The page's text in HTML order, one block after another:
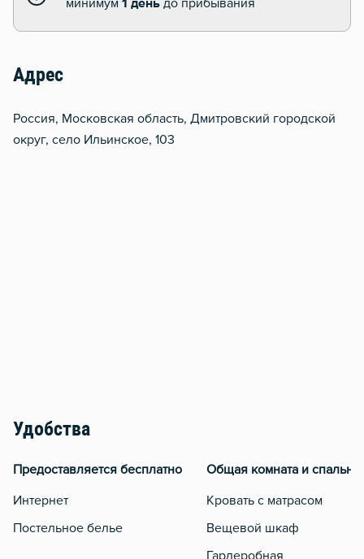
минимум 1 день до прибывания
Адрес
Россия, Московская область, Дмитровский городской
округ, село Ильинское, 103
Удобства
Предоставляется бесплатно
Интернет
Постельное белье
Общая комната и спальня
Кровать с матрасом
Вещевой шкаф
Гардеробная